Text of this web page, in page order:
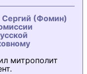
Сергий (Фомин)
митрополит